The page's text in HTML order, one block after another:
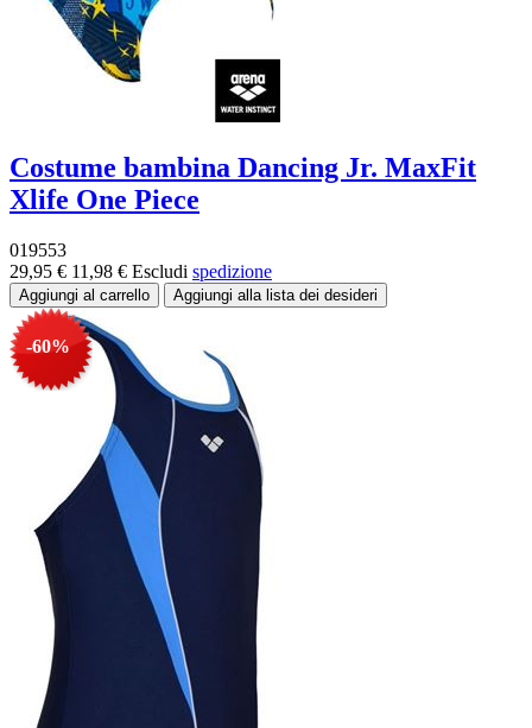
Costume bambina Dancing Jr. MaxFit
Xlife One Piece
019553
29,95 € 11,98 € Escludi spedizione
-60%